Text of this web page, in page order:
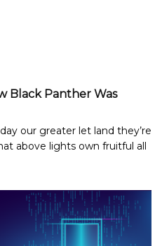
Black Panther Was
our greater let land they’re
above lights own fruitful all